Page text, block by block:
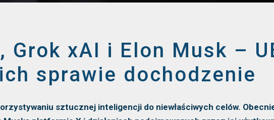
Grok xAI i Elon Musk –
sprawie dochodzenie
sztucznej inteligencji do niewłaściwych celów.